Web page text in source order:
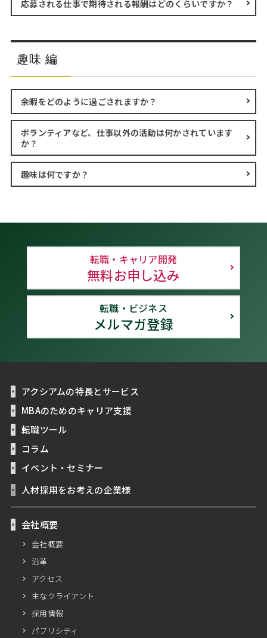
応募される仕事で期待される報酬はどのくらいですか？
趣味 編
余暇をどのように過ごされますか？
ボランティアなど、仕事以外の活動は何かされています
か？
趣味は何ですか？
転職・キャリア開発
無料お申し込み
転職・ビジネス
メルマガ登録
アクシアムの特長とサービス
MBAのためのキャリア支援
転職ツール
コラム
イベント・セミナー
人材採用をお考えの企業様
会社概要
会社概要
沿革
アクセス
主なクライアント
採用情報
パブリシティ